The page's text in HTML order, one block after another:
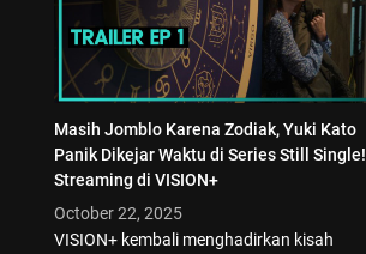
Masih Jomblo Karena Zodiak, Yuki Kato
Panik Dikejar Waktu di Series Still Single!
Streaming di VISION+
October 22, 2025
VISION+ kembali menghadirkan kisah